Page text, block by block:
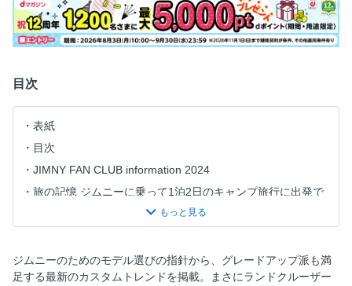
目次
表紙
目次
JIMNY FAN CLUB information 2024
旅の記憶 ジムニーに乗って1泊2日のキャンプ旅行に出発で
ジムニー女子が冬の雪山休暇を手ぶらで満喫！
個性を引き立てるパーツでカスタムをとことん満喫！
美しい映像と10V型大画面でコクピットをグレードアップ
ジムニーのためのモデル選びの指針から、グレードアップ派も満
足する最新のカスタムトレンドを掲載。まさにランドクルーザー